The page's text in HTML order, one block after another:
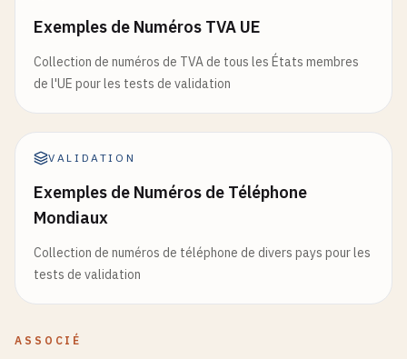
Exemples de Numéros TVA UE
Collection de numéros de TVA de tous les États membres
de l'UE pour les tests de validation
VALIDATION
Exemples de Numéros de Téléphone
Mondiaux
Collection de numéros de téléphone de divers pays pour les
tests de validation
ASSOCIÉ